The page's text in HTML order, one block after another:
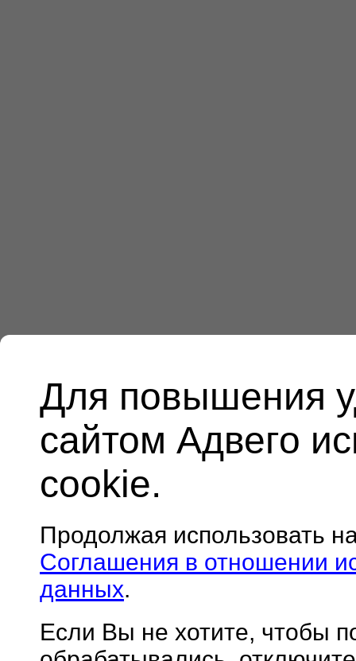
Для повышения
сайтом Адвего
cookie.
Продолжая использовать
Соглашения в отношении
данных.
Если Вы не хотите, чтобы